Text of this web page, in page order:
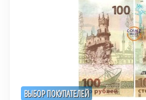
ВЫБОР ПОКУПАТЕЛЕЙ